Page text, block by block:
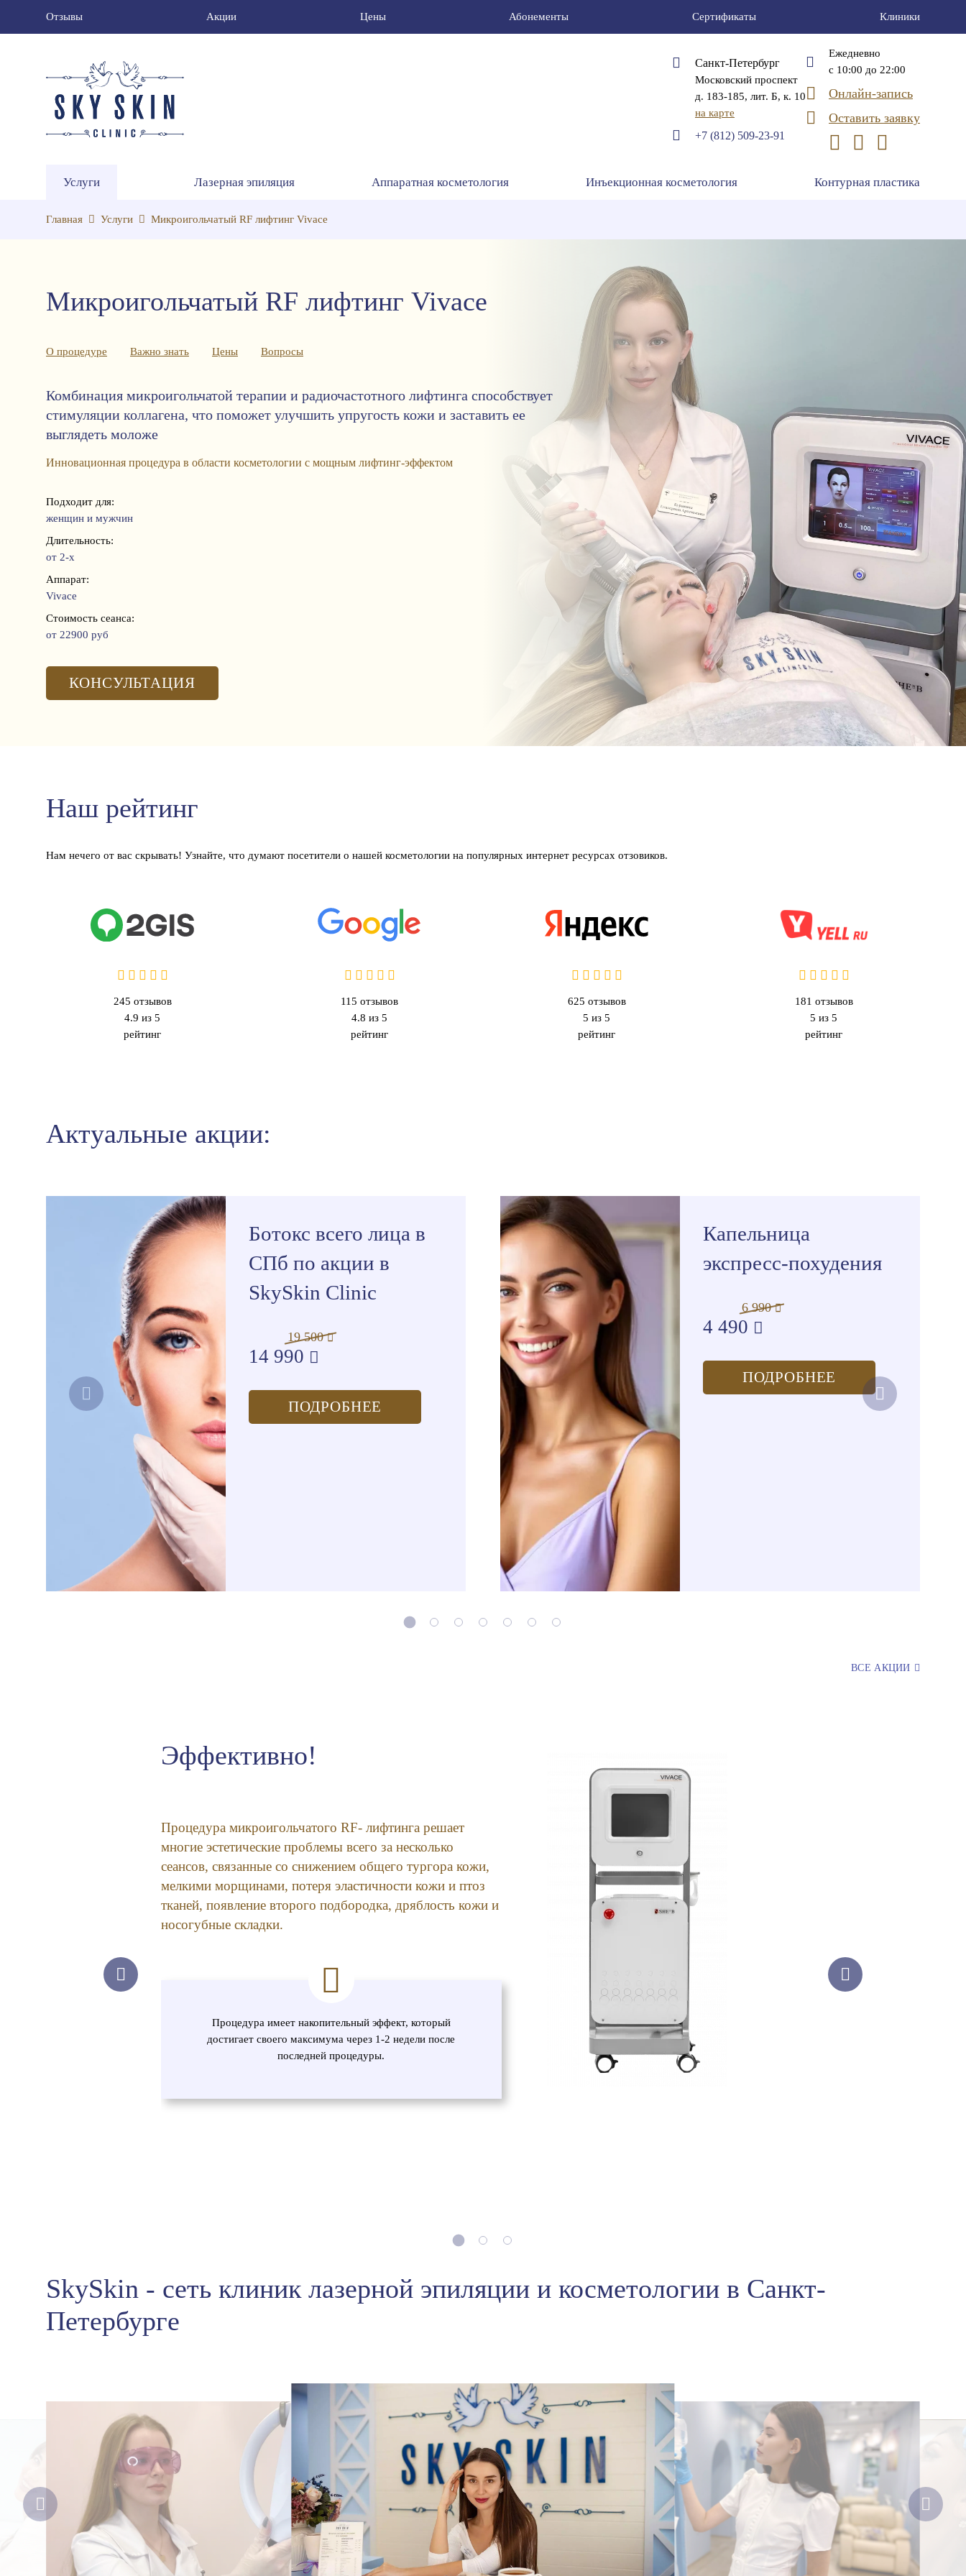
Отзывы Акции Цены Абонементы Сертификаты Клиники
Санкт-Петербург
Московский проспект
д. 183-185, лит. Б, к. 10
на карте
+7 (812) 509-23-91
Ежедневно
с 10:00 до 22:00
Онлайн-запись
Оставить заявку
Услуги Лазерная эпиляция Аппаратная косметология Инъекционная косметология Контурная пластика
Главная Услуги Микроигольчатый RF лифтинг Vivace
Микроигольчатый RF лифтинг Vivace
О процедуре Важно знать Цены Вопросы
Комбинация микроигольчатой терапии и радиочастотного лифтинга способствует
стимуляции коллагена, что поможет улучшить упругость кожи и заставить ее
выглядеть моложе
Инновационная процедура в области косметологии с мощным лифтинг-эффектом
Подходит для:
женщин и мужчин
Длительность:
от 2-х
Аппарат:
Vivace
Стоимость сеанса:
от 22900 руб
КОНСУЛЬТАЦИЯ
Наш рейтинг
Нам нечего от вас скрывать! Узнайте, что думают посетители о нашей косметологии на популярных интернет ресурсах отзовиков.
245 отзывов
4.9 из 5
рейтинг
115 отзывов
4.8 из 5
рейтинг
625 отзывов
5 из 5
рейтинг
181 отзывов
5 из 5
рейтинг
Актуальные акции:
Ботокс всего лица в
СПб по акции в
SkySkin Clinic
19 500
14 990
ПОДРОБНЕЕ
Капельница
экспресс-похудения
6 990
4 490
ПОДРОБНЕЕ
ВСЕ АКЦИИ
Эффективно!
Процедура микроигольчатого RF- лифтинга решает
многие эстетические проблемы всего за несколько
сеансов, связанные со снижением общего тургора кожи,
мелкими морщинами, потеря эластичности кожи и птоз
тканей, появление второго подбородка, дряблость кожи и
носогубные складки.
Процедура имеет накопительный эффект, который
достигает своего максимума через 1-2 недели после
последней процедуры.
SkySkin - сеть клиник лазерной эпиляции и косметологии в Санкт-
Петербурге